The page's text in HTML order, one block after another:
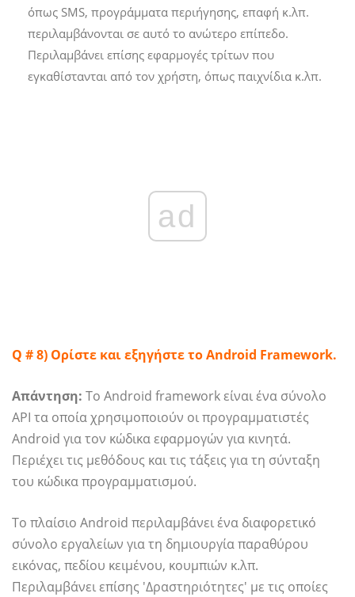
όπως SMS, προγράμματα περιήγησης, επαφή κ.λπ.
περιλαμβάνονται σε αυτό το ανώτερο επίπεδο.
Περιλαμβάνει επίσης εφαρμογές τρίτων που
εγκαθίστανται από τον χρήστη, όπως παιχνίδια κ.λπ.
ad
Q # 8) Ορίστε και εξηγήστε το Android Framework.
Απάντηση: Το Android framework είναι ένα σύνολο
API τα οποία χρησιμοποιούν οι προγραμματιστές
Android για τον κώδικα εφαρμογών για κινητά.
Περιέχει τις μεθόδους και τις τάξεις για τη σύνταξη
του κώδικα προγραμματισμού.
Το πλαίσιο Android περιλαμβάνει ένα διαφορετικό
σύνολο εργαλείων για τη δημιουργία παραθύρου
εικόνας, πεδίου κειμένου, κουμπιών κ.λπ.
Περιλαμβάνει επίσης 'Δραστηριότητες' με τις οποίες